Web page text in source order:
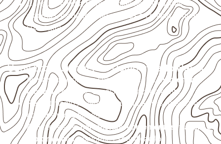
Consulte a ficha técnica antes de aplicações
externas, estruturais ou sujeitas a contato frequente
com água.
Usos profissionais do Compensado Naval
Móveis, divisórias e componentes de marcenaria
técnica, conforme exposição e acabamento.
Revestimentos internos, painéis e divisórias para
projetos profissionais.
Aplicações emcarrocerias, implementos, trailers e
motorhomes, conforme especificação.